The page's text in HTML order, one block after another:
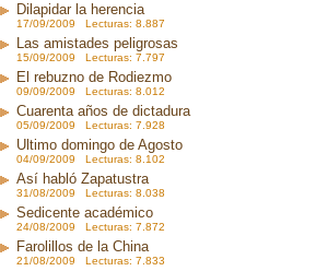
Dilapidar la herencia
17/09/2009 Lecturas: 8.887
Las amistades peligrosas
15/09/2009 Lecturas: 7.797
El rebuzno de Rodiezmo
09/09/2009 Lecturas: 8.012
Cuarenta años de dictadura
05/09/2009 Lecturas: 7.928
Ultimo domingo de Agosto
04/09/2009 Lecturas: 8.102
Así habló Zapatustra
31/08/2009 Lecturas: 8.038
Sedicente académico
24/08/2009 Lecturas: 7.872
Farolillos de la China
21/08/2009 Lecturas: 7.833